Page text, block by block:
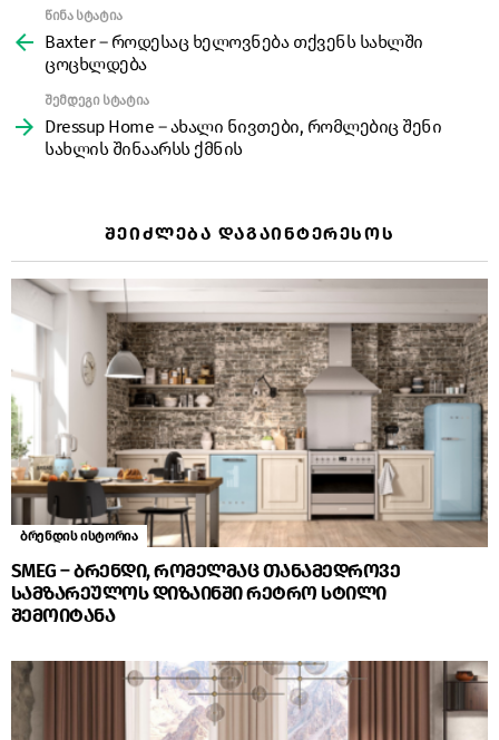
more
წინა სტატია
Baxter – როდესაც ხელოვნება თქვენს სახლში
ცოცხლდება
შემდეგი სტატია
Dressup Home – ახალი ნივთები, რომლებიც შენი
სახლის შინაარსს ქმნის
ᲨᲔᲘᲫᲚᲔᲑᲐ ᲓᲐᲒᲐᲘᲜᲢᲔᲠᲔᲡᲝᲡ
ბრენდის ისტორია
SMEG – ბრენდი, რომელმაც თანამედროვე
სამზარეულოს დიზაინში რეტრო სტილი
შემოიტანა